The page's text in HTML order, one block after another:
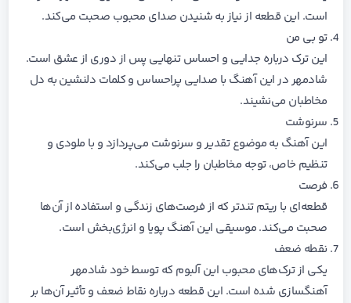
است. این قطعه از نیاز به شنیدن صدای محبوب صحبت می‌کند.
تو بی من
این ترک درباره جدایی و احساس تنهایی پس از دوری از عشق است.
شادمهر در این آهنگ با صدایی پراحساس و کلمات دلنشین به دل
مخاطبان می‌نشیند.
سرنوشت
این آهنگ به موضوع تقدیر و سرنوشت می‌پردازد و با ملودی و
تنظیم خاص، توجه مخاطبان را جلب می‌کند.
فرصت
قطعه‌ای با ریتم تندتر که از فرصت‌های زندگی و استفاده از آن‌ها
صحبت می‌کند. موسیقی این آهنگ پویا و انرژی‌بخش است.
نقطه ضعف
یکی از ترک‌های محبوب این آلبوم که توسط خود شادمهر
آهنگسازی شده است. این قطعه درباره نقاط ضعف و تأثیر آن‌ها بر